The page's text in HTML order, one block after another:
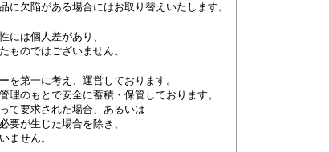
に欠陥がある場合にはお取り替えいたします。
には個人差があり、
ものではございません。
を第一に考え、運営しております。
理のもとで安全に蓄積・保管しております。
て要求された場合、あるいは
要が生じた場合を除き、
ません。